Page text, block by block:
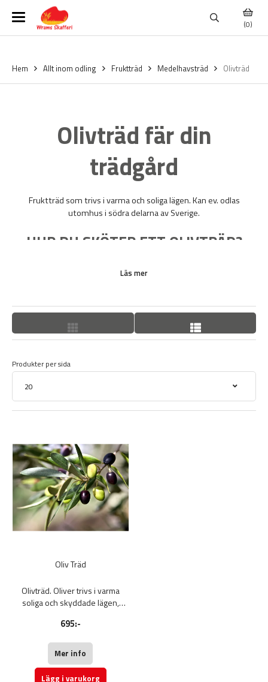
(0)
Hem Allt inom odling Fruktträd Medelhavsträd Olivträd
Olivträd fär din
trädgård
Fruktträd som trivs i varma och soliga lägen. Kan ev. odlas
utomhus i södra delarna av Sverige.
HUR DU SKÖTER ETT OLIVTRÄD?
och ta in det under vintern på en frostfri plats med ljus.
Läs mer
Produkter per sida
Oliv Träd
Olivträd. Oliver trivs i varma
soliga och skyddade lägen,
som vinterförvaras. 80-120 cm.
695:-
Mer info
Lägg i varukorg